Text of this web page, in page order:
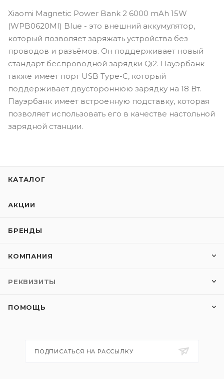
Xiaomi Magnetic Power Bank 2 6000 mAh 15W
(WPB0620MI) Blue - это внешний аккумулятор,
который позволяет заряжать устройства без
проводов и разъёмов. Он поддерживает новый
стандарт беспроводной зарядки Qi2. Пауэрбанк
также имеет порт USB Type-C, который
поддерживает двустороннюю зарядку на 18 Вт.
Пауэрбанк имеет встроенную подставку, которая
позволяет использовать его в качестве настольной
зарядной станции.
КАТАЛОГ
АКЦИИ
БРЕНДЫ
КОМПАНИЯ
РЕКВИЗИТЫ
ПОМОЩЬ
ПОДПИСАТЬСЯ НА РАССЫЛКУ